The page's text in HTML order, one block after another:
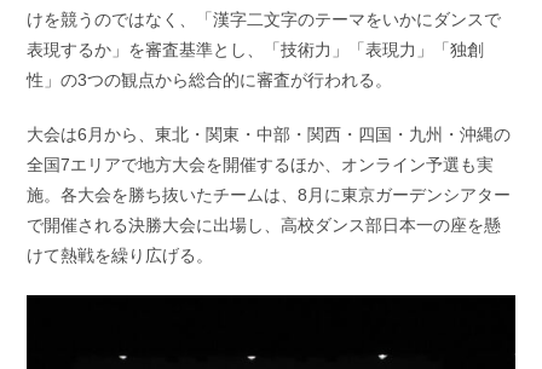
けを競うのではなく、「漢字二文字のテーマをいかにダンスで
表現するか」を審査基準とし、「技術力」「表現力」「独創
性」の3つの観点から総合的に審査が行われる。
大会は6月から、東北・関東・中部・関西・四国・九州・沖縄の
全国7エリアで地方大会を開催するほか、オンライン予選も実
施。各大会を勝ち抜いたチームは、8月に東京ガーデンシアター
で開催される決勝大会に出場し、高校ダンス部日本一の座を懸
けて熱戦を繰り広げる。